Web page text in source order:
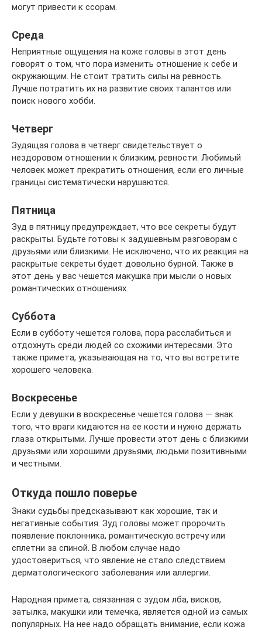
могут привести к ссорам.
Среда
Неприятные ощущения на коже головы в этот день
говорят о том, что пора изменить отношение к себе и
окружающим. Не стоит тратить силы на ревность.
Лучше потратить их на развитие своих талантов или
поиск нового хобби.
Четверг
Зудящая голова в четверг свидетельствует о
нездоровом отношении к близким, ревности. Любимый
человек может прекратить отношения, если его личные
границы систематически нарушаются.
Пятница
Зуд в пятницу предупреждает, что все секреты будут
раскрыты. Будьте готовы к задушевным разговорам с
друзьями или близкими. Не исключено, что их реакция на
раскрытые секреты будет довольно бурной. Также в
этот день у вас чешется макушка при мысли о новых
романтических отношениях.
Суббота
Если в субботу чешется голова, пора расслабиться и
отдохнуть среди людей со схожими интересами. Это
также примета, указывающая на то, что вы встретите
хорошего человека.
Воскресенье
Если у девушки в воскресенье чешется голова — знак
того, что враги кидаются на ее кости и нужно держать
глаза открытыми. Лучше провести этот день с близкими
друзьями или хорошими друзьями, людьми позитивными
и честными.
Откуда пошло поверье
Знаки судьбы предсказывают как хорошие, так и
негативные события. Зуд головы может пророчить
появление поклонника, романтическую встречу или
сплетни за спиной. В любом случае надо
удостовериться, что явление не стало следствием
дерматологического заболевания или аллергии.
Народная примета, связанная с зудом лба, висков,
затылка, макушки или темечка, является одной из самых
популярных. На нее надо обращать внимание, если кожа